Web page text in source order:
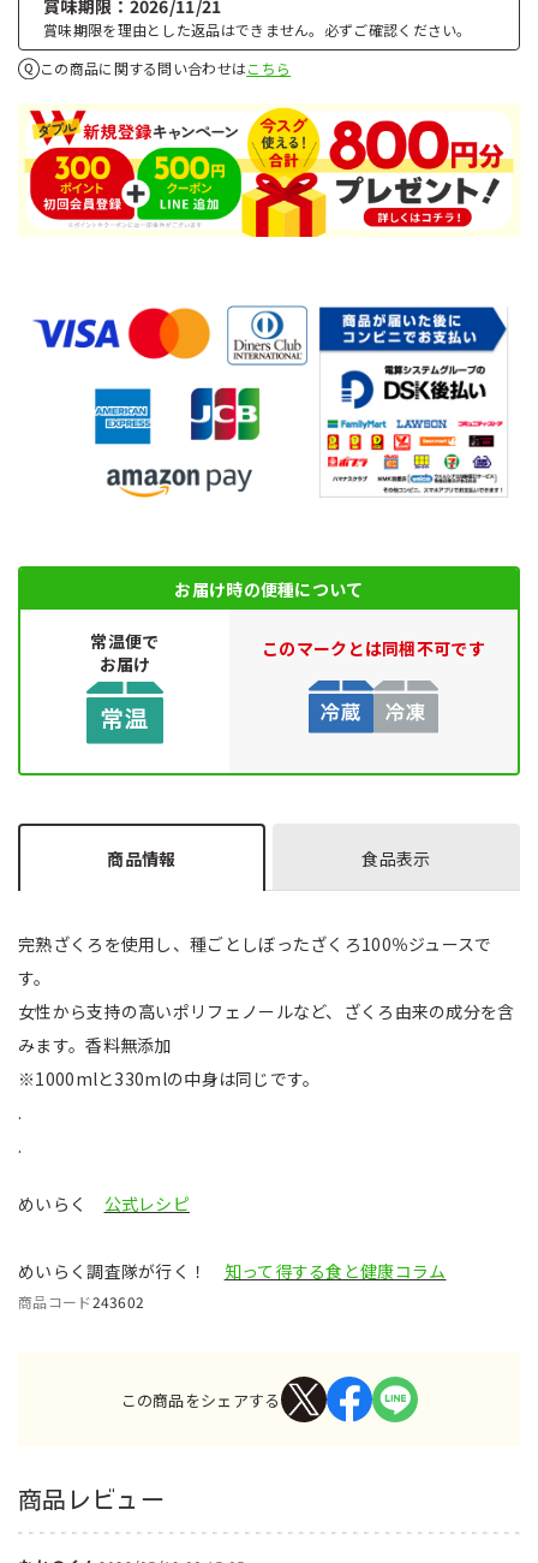
賞味期限 2026/11/21
賞味期限を理由とした返品はできません。必ずご確認ください。
この商品に関する問い合わせはこちら
お届け時の便種について
常温便で
お届け
このマークとは同梱不可です
商品情報
完熟ざくろを使用し、種ごとしぼったざくろ100％ジュースで
す。
女性から支持の高いポリフェノールなど、ざくろ由来の成分を含
みます。香料無添加
※1000mlと330mlの中身は同じです。
.
.
めいらく 公式レシピ
めいらく調査隊が行く！ 知って得する食と健康コラム
商品コード243602
食品表示
この商品をシェアする
商品レビュー